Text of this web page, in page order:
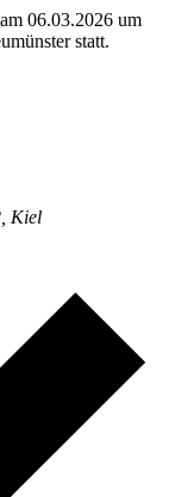
06.03.2026 um
statt.
Kiel